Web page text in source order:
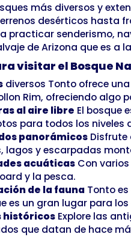
más diversos y
desérticos hasta
practicar senderismo,
de Arizona que es a
visitar el Bosque
diversos Tonto ofrece
Rim, ofreciendo algo
al aire libre El bosque
para todos los niveles
panorámicos Disfrute
lagos y escarpadas
acuáticas Con
y la pesca.
de la fauna Tonto
es un gran lugar para
históricos Explore las
que datan de hace